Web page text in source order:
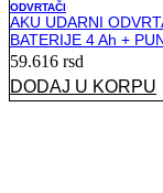
ODVRTAČI
AKU UDARNI
BATERIJE 4 Ah +
59.616 rsd
DODAJ U KORPU